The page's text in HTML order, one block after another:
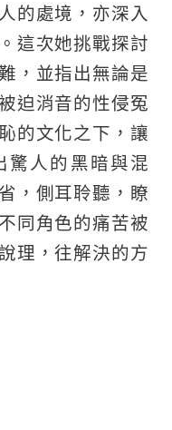
的處境，亦深入
這次她挑戰探討
，並指出無論是
迫消音的性侵冤
的文化之下，讓
驚人的黑暗與混
，側耳聆聽，瞭
同角色的痛苦被
理，往解決的方